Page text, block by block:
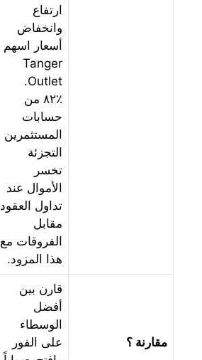
ارتفاع
وانخفاض
أسعار اسهم
Tanger
Outlet.
۸۲٪ من
حسابات
المستثمرين
التجزئة
تخسر
الأموال عند
تداول العقود
مقابل
الفروقات مع
هذا المزود.
مقارنة ؟
قارن بين
أفضل
الوسطاء
على الفور